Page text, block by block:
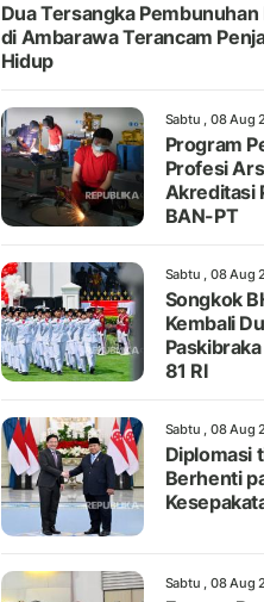
Dua Tersangka Pembunuhan
di Ambarawa Terancam
Hidup
Sabtu , 08 Aug
Program
Profesi
Akreditasi
BAN-PT
Sabtu , 08 Aug
Songkok
Kembali
81 RI
Sabtu , 08 Aug
Diplomasi
Berhenti
Sabtu , 08 Aug